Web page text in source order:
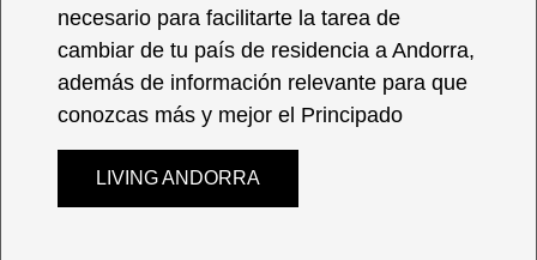
necesario para facilitarte la tarea de
cambiar de tu país de residencia a Andorra,
además de información relevante para que
conozcas más y mejor el Principado
LIVING ANDORRA